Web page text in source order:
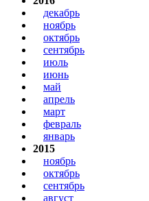
декабрь
ноябрь
октябрь
сентябрь
июль
июнь
май
апрель
март
февраль
январь
2015
ноябрь
октябрь
сентябрь
август